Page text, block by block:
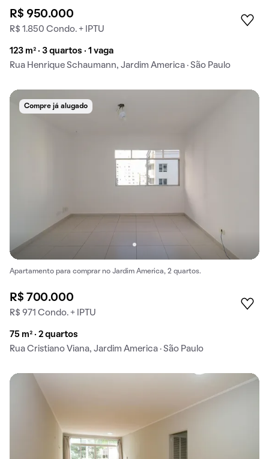
R$ 950.000
R$ 1.850 Condo. + IPTU
123 m² · 3 quartos · 1 vaga
Rua Henrique Schaumann, Jardim America · São Paulo
Compre já alugado
Apartamento para comprar no Jardim America, 2 quartos.
R$ 700.000
R$ 971 Condo. + IPTU
75 m² · 2 quartos
Rua Cristiano Viana, Jardim America · São Paulo